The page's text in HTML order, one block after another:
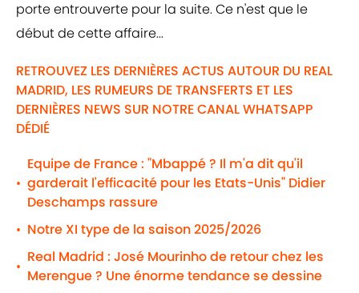
porte entrouverte pour la suite. Ce n'est que le
début de cette affaire...
RETROUVEZ LES DERNIÈRES ACTUS AUTOUR DU REAL
MADRID, LES RUMEURS DE TRANSFERTS ET LES
DERNIÈRES NEWS SUR NOTRE CANAL WHATSAPP
DÉDIÉ
•
Equipe de France : "Mbappé ? Il m'a dit qu'il
garderait l'efficacité pour les Etats-Unis" Didier
Deschamps rassure
• Notre XI type de la saison 2025/2026
•
Real Madrid : José Mourinho de retour chez les
Merengue ? Une énorme tendance se dessine